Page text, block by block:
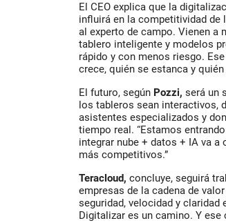
El CEO explica que la
influirá en la competitividad de
al experto de campo. Vienen a
tablero inteligente y modelos
rápido y con menos riesgo.
crece, quién se estanca y quién
El futuro, según Pozzi, será un
los tableros sean interactivos,
asistentes especializados y
tiempo real. “Estamos
integrar nube + datos + IA va
más competitivos.”
Teracloud, concluye, seguirá
empresas de la cadena de
seguridad, velocidad y claridad
Digitalizar es un camino. Y ese